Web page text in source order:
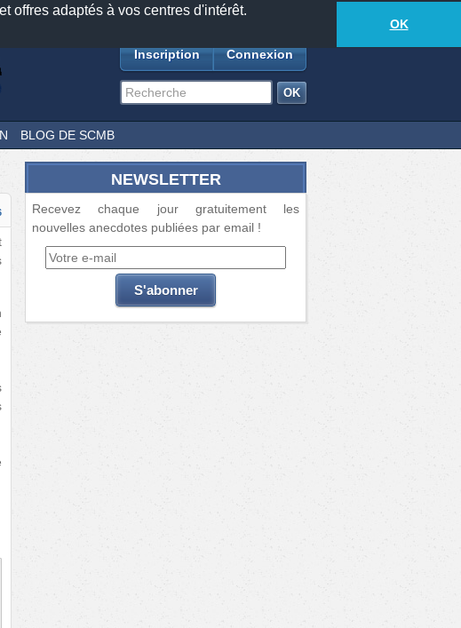
offres adaptés à vos centres d'intérêt.
OK
Facebook
TwitterFeeds18885anecdotes-585lecteurs connectés
Inscription Connexion
BLOG DE SCMB
NEWSLETTER
Recevez chaque jour gratuitement les
nouvelles anecdotes publiées par email !